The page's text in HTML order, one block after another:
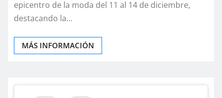
epicentro de la moda del 11 al 14 de diciembre,
destacando la…
MÁS INFORMACIÓN